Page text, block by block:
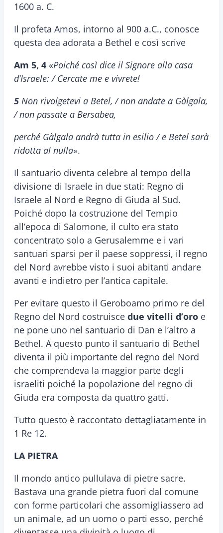
1600 a. C.
Il profeta Amos, intorno al 900 a.C., conosce
questa dea adorata a Bethel e così scrive
Am 5, 4 «Poiché così dice il Signore alla casa
d’Israele: / Cercate me e vivrete!
5 Non rivolgetevi a Betel, / non andate a Gàlgala,
/ non passate a Bersabea,
perché Gàlgala andrà tutta in esilio / e Betel sarà
ridotta al nulla».
Il santuario diventa celebre al tempo della
divisione di Israele in due stati: Regno di
Israele al Nord e Regno di Giuda al Sud.
Poiché dopo la costruzione del Tempio
all’epoca di Salomone, il culto era stato
concentrato solo a Gerusalemme e i vari
santuari sparsi per il paese soppressi, il regno
del Nord avrebbe visto i suoi abitanti andare
avanti e indietro per l’antica capitale.
Per evitare questo il Geroboamo primo re del
Regno del Nord costruisce due vitelli d’oro e
ne pone uno nel santuario di Dan e l’altro a
Bethel. A questo punto il santuario di Bethel
diventa il più importante del regno del Nord
che comprendeva la maggior parte degli
israeliti poiché la popolazione del regno di
Giuda era composta da quattro gatti.
Tutto questo è raccontato dettagliatamente in
1 Re 12.
LA PIETRA
Il mondo antico pullulava di pietre sacre.
Bastava una grande pietra fuori dal comune
con forme particolari che assomigliassero ad
un animale, ad un uomo o parti esso, perché